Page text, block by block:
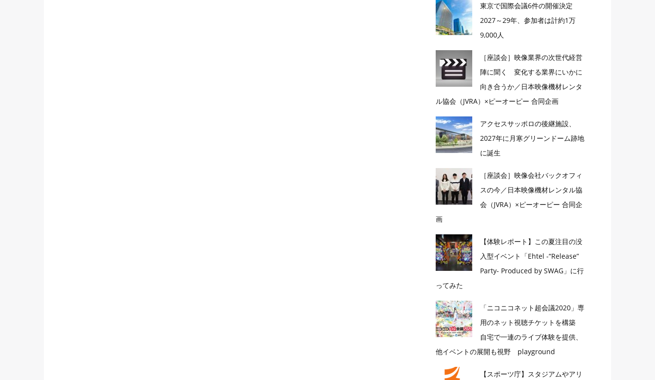
東京で国際会議6件の開催決定
2027～29年、参加者は計約1万
9,000人
［座談会］映像業界の次世代経営
陣に聞く 変化する業界にいかに
向き合うか／日本映像機材レンタ
ル協会（JVRA）×ピーオーピー 合同企画
アクセスサッポロの後継施設、
2027年に月寒グリーンドーム跡地
に誕生
［座談会］映像会社バックオフィ
スの今／日本映像機材レンタル協
会（JVRA）×ピーオーピー 合同企
画
【体験レポート】この夏注目の没
入型イベント「Ehtel -“Release”
Party- Produced by SWAG」に行
ってみた
「ニコニコネット超会議2020」専
用のネット視聴チケットを構築
自宅で一連のライブ体験を提供、
他イベントの展開も視野 playground
【スポーツ庁】スタジアムやアリ